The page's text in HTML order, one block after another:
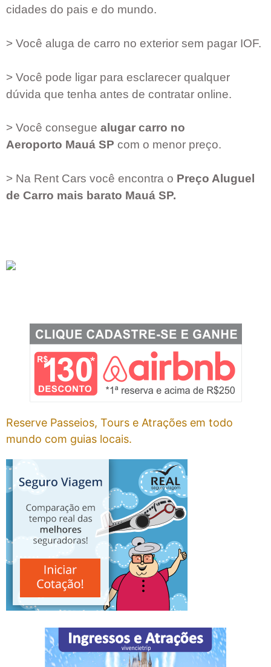
cidades do pais e do mundo.
> Você aluga de carro no exterior sem pagar IOF.
> Você pode ligar para esclarecer qualquer
dúvida que tenha antes de contratar online.
> Você consegue alugar carro no
Aeroporto Mauá SP com o menor preço.
> Na Rent Cars você encontra o Preço Aluguel
de Carro mais barato Mauá SP.
Reserve Passeios, Tours e Atrações em todo
mundo com guias locais.